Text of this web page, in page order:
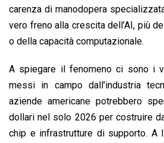
carenza di manodopera
vero freno alla crescita dell’AI, più
o della capacità computazionale.
A spiegare il fenomeno ci sono i
messi in campo dall’industria
aziende americane potrebbero
dollari nel solo 2026 per costruire
chip e infrastrutture di supporto. A